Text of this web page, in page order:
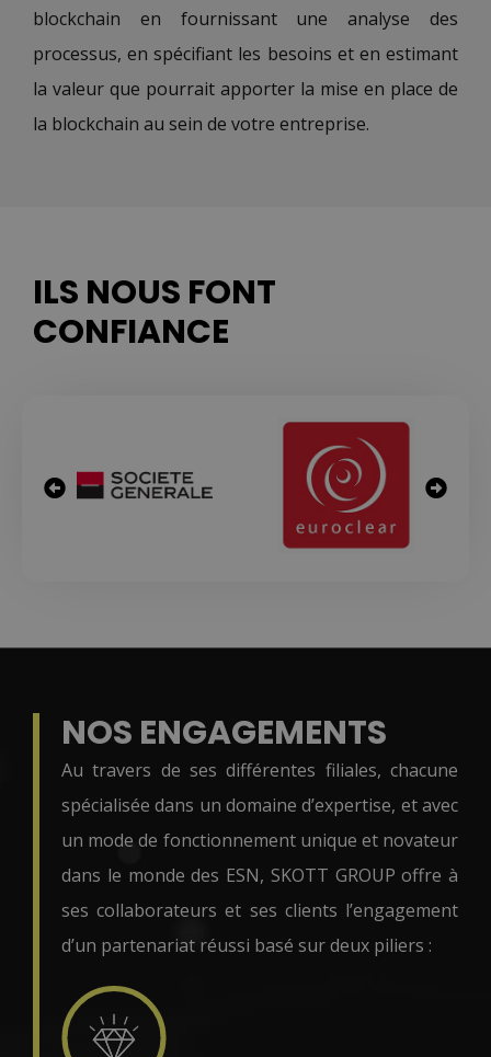
blockchain en fournissant une analyse des
processus, en spécifiant les besoins et en estimant
la valeur que pourrait apporter la mise en place de
la blockchain au sein de votre entreprise.
ILS NOUS FONT
CONFIANCE
NOS ENGAGEMENTS
Au travers de ses différentes filiales, chacune
spécialisée dans un domaine d’expertise, et avec
un mode de fonctionnement unique et novateur
dans le monde des ESN, SKOTT GROUP offre à
ses collaborateurs et ses clients l’engagement
d’un partenariat réussi basé sur deux piliers :